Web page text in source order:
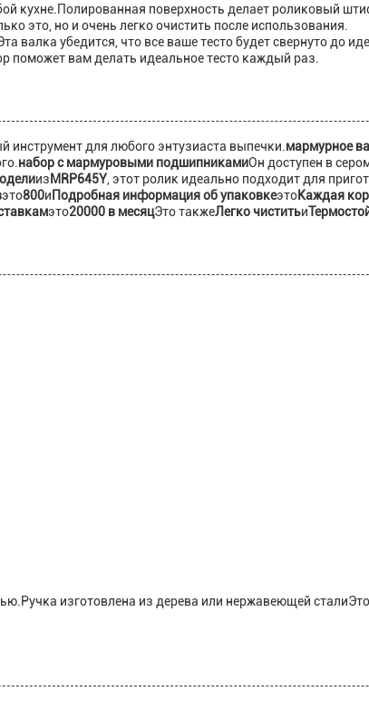
кухне.Полированная поверхность делает роликовый
это, но и очень легко очистить после использования.
убедится, что все ваше тесто будет свернуто до
поможет вам делать идеальное тесто каждый раз.
инструмент для любого энтузиаста выпечки. мармурное
набор с мармуровыми подшипникамиОн доступен в
изMRP645Y , этот ролик идеально подходит для
это800и Подробная информация об упаковкеэтоКаждая
это20000 в месяцЭто такжеЛегко чиститьи
изготовлена из дерева или нержавеющей